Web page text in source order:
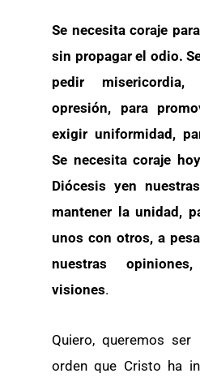
Se necesita coraje
sin propagar el odio.
pedir
opresión, para
exigir uniformidad,
Se necesita coraje
Diócesis yen
mantener la unidad,
unos con otros, a
nuestras
visiones.
Quiero, queremos
orden que Cristo ha